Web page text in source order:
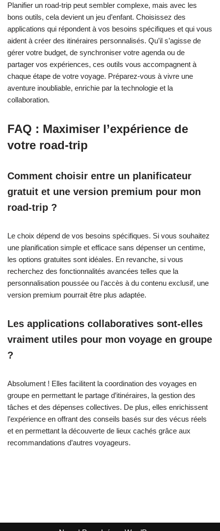
Planifier un road-trip peut sembler complexe, mais avec les
bons outils, cela devient un jeu d’enfant. Choisissez des
applications qui répondent à vos besoins spécifiques et qui vous
aident à créer des itinéraires personnalisés. Qu’il s’agisse de
gérer votre budget, de synchroniser votre agenda ou de
partager vos expériences, ces outils vous accompagnent à
chaque étape de votre voyage. Préparez-vous à vivre une
aventure inoubliable, enrichie par la technologie et la
collaboration.
FAQ : Maximiser l’expérience de
votre road-trip
Comment choisir entre un planificateur
gratuit et une version premium pour mon
road-trip ?
Le choix dépend de vos besoins spécifiques. Si vous souhaitez
une planification simple et efficace sans dépenser un centime,
les options gratuites sont idéales. En revanche, si vous
recherchez des fonctionnalités avancées telles que la
personnalisation poussée ou l’accès à du contenu exclusif, une
version premium pourrait être plus adaptée.
Les applications collaboratives sont-elles
vraiment utiles pour mon voyage en groupe
?
Absolument ! Elles facilitent la coordination des voyages en
groupe en permettant le partage d’itinéraires, la gestion des
tâches et des dépenses collectives. De plus, elles enrichissent
l’expérience en offrant des conseils basés sur des vécus réels
et en permettant la découverte de lieux cachés grâce aux
recommandations d’autres voyageurs.